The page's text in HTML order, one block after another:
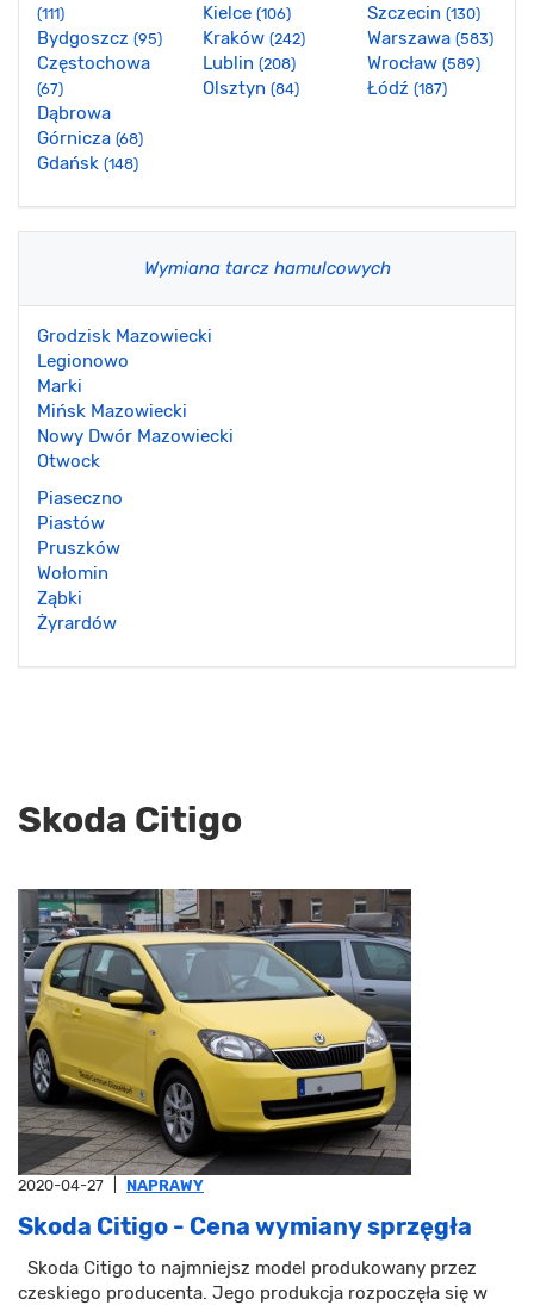
(111)
Bydgoszcz (95)
Częstochowa
(67)
Dąbrowa
Górnicza (68)
Gdańsk (148)
Kielce (106)
Kraków (242)
Lublin (208)
Olsztyn (84)
Szczecin(130)
Warszawa(583)
Wrocław(589)
Łódź(187)
Wymiana tarcz hamulcowych
Grodzisk Mazowiecki
Legionowo
Marki
Mińsk Mazowiecki
Nowy Dwór Mazowiecki
Otwock
Piaseczno
Piastów
Pruszków
Wołomin
Ząbki
Żyrardów
Skoda Citigo
2020-04-27 NAPRAWY
Skoda Citigo - Cena wymiany sprzęgła
Skoda Citigo to najmniejsz model produkowany przez
czeskiego producenta. Jego produkcja rozpoczęła się w